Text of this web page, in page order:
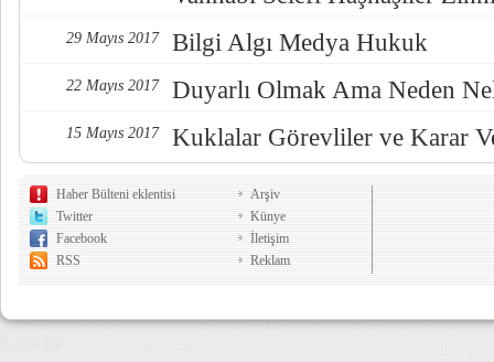
29 Mayıs 2017 Bilgi Algı Medya Hukuk
22 Mayıs 2017 Duyarlı Olmak Ama Neden
15 Mayıs 2017 Kuklalar Görevliler ve Karar
Haber Bülteni eklentisi
Twitter
Facebook
RSS
Arşiv
Künye
İletişim
Reklam